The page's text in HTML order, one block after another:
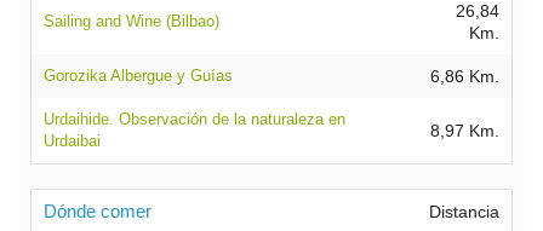
Sailing and Wine (Bilbao)
26,84
Km.
Gorozika Albergue y Guías 6,86 Km.
Urdaihide. Observación de la naturaleza en
Urdaibai
8,97 Km.
Dónde comer Distancia